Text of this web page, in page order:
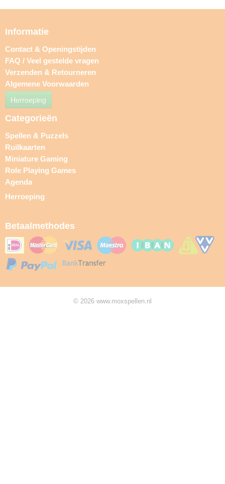
Informatie
Contact & Openingstijden
FAQ / Veel gestelde vragen
Verzenden & Retourneren
Algemene Voorwaarden
Herroeping
Categorieën
Spellen & Puzzels
Ruilkaarten
Miniature Gaming
Role Playing Games
Agenda
Herroeping
Betaalmethodes
© 2026 www.moxspellen.nl